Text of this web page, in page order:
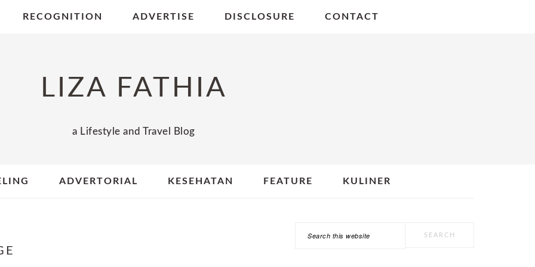
RECOGNITION ADVERTISE DISCLOSURE CONTACT
LIZA FATHIA
a Lifestyle and Travel Blog
ADVERTORIAL KESEHATAN FEATURE KULINER
PRIMARY
Search